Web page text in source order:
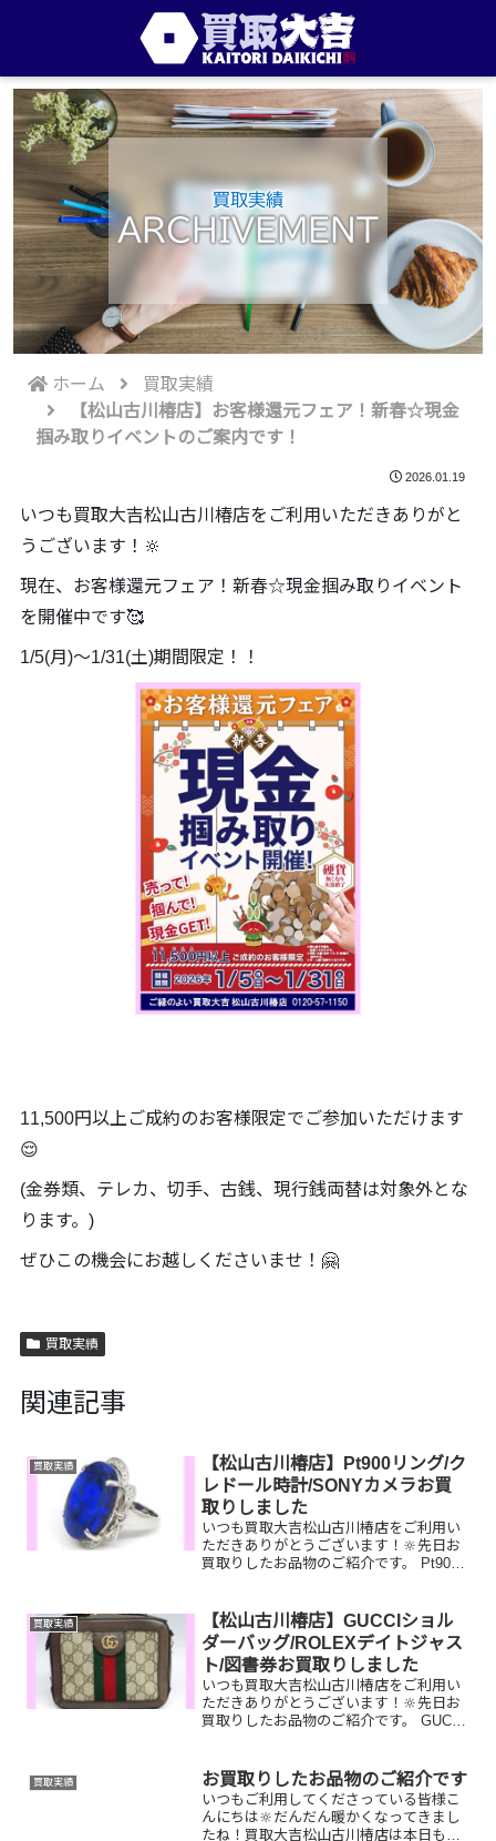
買取実績
ARCHIVEMENT
ホーム
買取実績
【松山古川椿店】お客様還元フェア！新春☆現金
掴み取りイベントのご案内です！
2026.01.19
いつも買取大吉松山古川椿店をご利用いただきありがと
うございます！🔆
現在、お客様還元フェア！新春☆現金掴み取りイベント
を開催中です🥰
1/5(月)～1/31(土)期間限定！！
11,500円以上ご成約のお客様限定でご参加いただけます
😌
(金券類、テレカ、切手、古銭、現行銭両替は対象外とな
ります。)
ぜひこの機会にお越しくださいませ！🤗
買取実績
関連記事
買取実績
【松山古川椿店】Pt900リング/ク
レドール時計/SONYカメラお買
取りしました
いつも買取大吉松山古川椿店をご利用い
ただきありがとうございます！🔆先日お
買取りしたお品物のご紹介です。 Pt900
ぜひ買取大吉松山古川椿店にお査定させ
てください！...
買取実績
【松山古川椿店】GUCCIショル
ダーバッグ/ROLEXデイトジャス
ト/図書券お買取りしました
いつも買取大吉松山古川椿店をご利用い
ただきありがとうございます！🔆先日お
買取りしたお品物のご紹介です。 GUCCI
いませんか？ぜひ買取大吉松山古川椿店
にお査定させ...
買取実績 お買取りしたお品物のご紹介です
いつもご利用してくださっている皆様こ
んにちは🔆だんだん暖かくなってきまし
たね！買取大吉松山古川椿店は本日も元